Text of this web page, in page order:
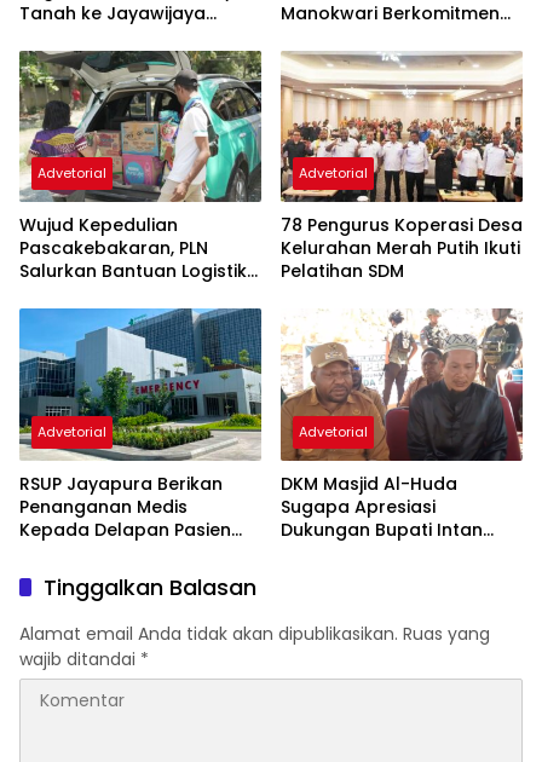
Tanah ke Jayawijaya
Manokwari Berkomitmen
Advetorial
Wujud Kepedulian
Pascakebakaran, PLN
Salurkan Bantuan Logistik
Kerahiman Sentani
Advetorial
78 Pengurus Koperasi Desa
Kelurahan Merah Putih Ikuti
Pelatihan SDM
Advetorial
RSUP Jayapura Berikan
Penanganan Medis
Kepada Delapan Pasien
Makanan Asal Distrik
Depapre
Advetorial
DKM Masjid Al-Huda
Sugapa Apresiasi
Dukungan Bupati Intan
Tinggalkan Balasan
Alamat email Anda tidak akan dipublikasikan. Ruas yang
wajib ditandai *